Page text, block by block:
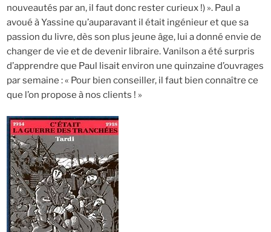
nouveautés par an, il faut donc rester curieux !) ». Paul a
avoué à Yassine qu’auparavant il était ingénieur et que sa
passion du livre, dès son plus jeune âge, lui a donné envie de
changer de vie et de devenir libraire. Vanilson a été surpris
d’apprendre que Paul lisait environ une quinzaine d’ouvrages
par semaine : « Pour bien conseiller, il faut bien connaître ce
que l’on propose à nos clients ! »